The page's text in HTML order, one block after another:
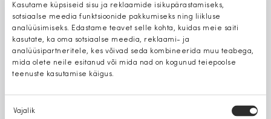
Kasutame küpsiseid sisu ja reklaamide isikupärastamiseks,
sotsiaalse meedia funktsioonide pakkumiseks ning liikluse
analüüsimiseks. Edastame teavet selle kohta, kuidas meie saiti
kasutate, ka oma sotsiaalse meedia, reklaami- ja
analüüsipartneritele, kes võivad seda kombineerida muu teabega,
mida olete neile esitanud või mida nad on kogunud teiepoolse
teenuste kasutamise käigus.
Nõusoleku
Vajalik